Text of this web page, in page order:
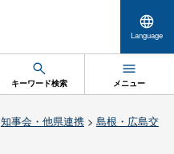
Language
キーワード検索 メニュー
知事会・他県連携> 島根・広島交